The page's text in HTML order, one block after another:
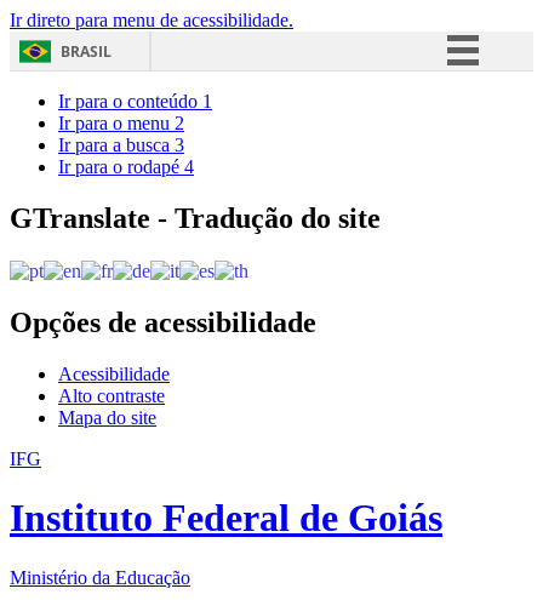
Ir direto para menu de acessibilidade.
BRASIL
Acesso à informação
Ir para o conteúdo 1
Ir para o menu 2
Ir para a busca 3
Ir para o rodapé 4
GTranslate - Tradução do site
Opções de acessibilidade
Acessibilidade
Alto contraste
Mapa do site
IFG
Instituto Federal de Goiás
Ministério da Educação